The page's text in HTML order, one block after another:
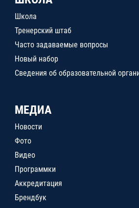
Школа
Тренерский штаб
Часто задаваемые вопросы
Новый набор
Сведения об образовательной
МЕДИА
Новости
Фото
Видео
Программки
Аккредитация
Брендбук